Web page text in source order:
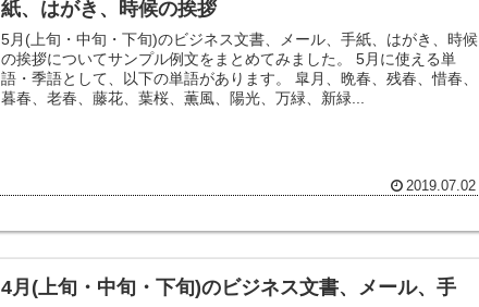
紙、はがき、時候の挨拶
5月(上旬・中旬・下旬)のビジネス文書、メール、手紙、はがき、時候
の挨拶についてサンプル例文をまとめてみました。 5月に使える単
語・季語として、以下の単語があります。 皐月、晩春、残春、惜春、
暮春、老春、藤花、葉桜、薫風、陽光、万緑、新緑...
2019.07.02
4月(上旬・中旬・下旬)のビジネス文書、メール、手